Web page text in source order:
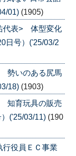
01) (1905)
代表> 体型変化
日号）('25/03/2
勢いのある尻馬
18) (1903)
知育玩具の販売
('25/03/11) (190
役員ＥＣ事業